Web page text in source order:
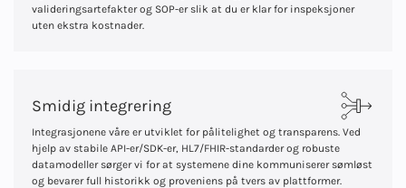
valideringsartefakter og SOP-er slik at du er klar for inspeksjoner
uten ekstra kostnader.
Smidig integrering
Integrasjonene våre er utviklet for pålitelighet og transparens. Ved
hjelp av stabile API-er/SDK-er, HL7/FHIR-standarder og robuste
datamodeller sørger vi for at systemene dine kommuniserer sømløst
og bevarer full historikk og proveniens på tvers av plattformer.